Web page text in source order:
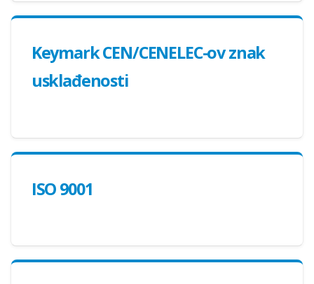
Keymark CEN/CENELEC-ov znak
usklađenosti
ISO 9001